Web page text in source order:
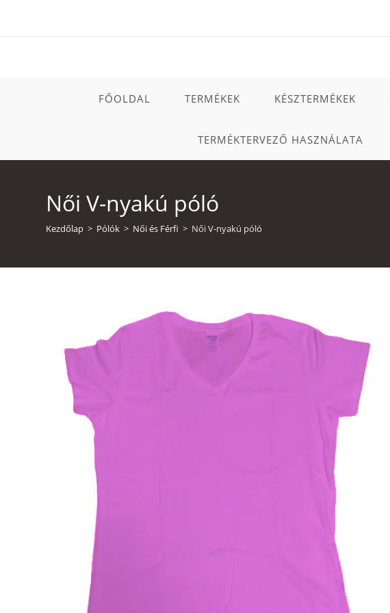
FŐOLDAL TERMÉKEK KÉSZTERMÉKEK
TERMÉKTERVEZŐ HASZNÁLATA
Női V-nyakú póló
Kezdőlap > Pólók > Női és Férfi > Női V-nyakú póló